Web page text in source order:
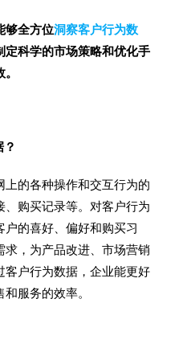
够全方位洞察客户行为数
定科学的市场策略和优化手
的各种操作和交互行为的
购买记录等。对客户行为
的喜好、偏好和购买习
，为产品改进、市场营销
客户行为数据，企业能更好
服务的效率。